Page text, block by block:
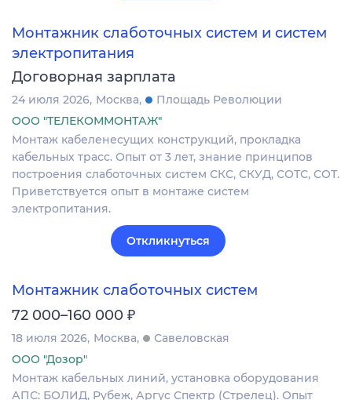
Монтажник слаботочных систем и систем
электропитания
Договорная зарплата
24 июля 2026 Москва
Площадь Революции
ООО "ТЕЛЕКОММОНТАЖ"
Монтаж кабеленесущих конструкций, прокладка
кабельных трасс. Опыт от 3 лет, знание принципов
построения слаботочных систем СКС, СКУД, СОТС, СОТ.
Приветствуется опыт в монтаже систем
электропитания.
Откликнуться
Монтажник слаботочных систем
72 000–160 000 ₽
18 июля 2026 Москва
Савеловская
ООО "Дозор"
Монтаж кабельных линий, установка оборудования
АПС: БОЛИД, Рубеж, Аргус Спектр (Стрелец). Опыт